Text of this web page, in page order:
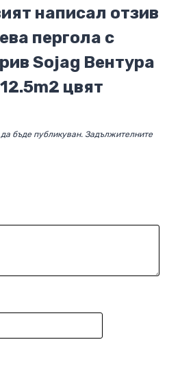
написал отзив
пергола с
Sojag Вентура
цвят
бъде публикуван. Задължителните